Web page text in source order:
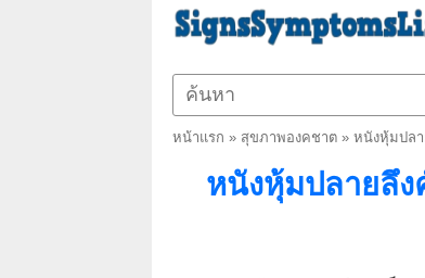
หน้าแรก » สุขภาพองคชาต» หนังหุ้มปล
หนังหุ้มปลายลึ